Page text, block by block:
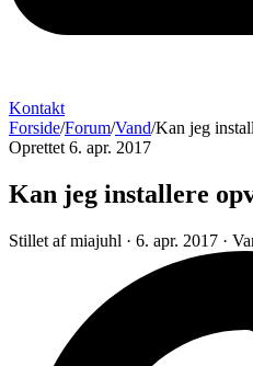
Kontakt
Forside/Forum/Vand/Kan jeg
Oprettet 6. apr. 2017
Kan jeg installere
Stillet afmiajuhl · 6. apr. 2017 ·